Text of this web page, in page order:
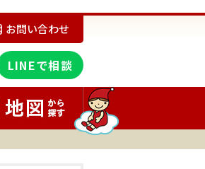
お問い合わせ
LINEで相談